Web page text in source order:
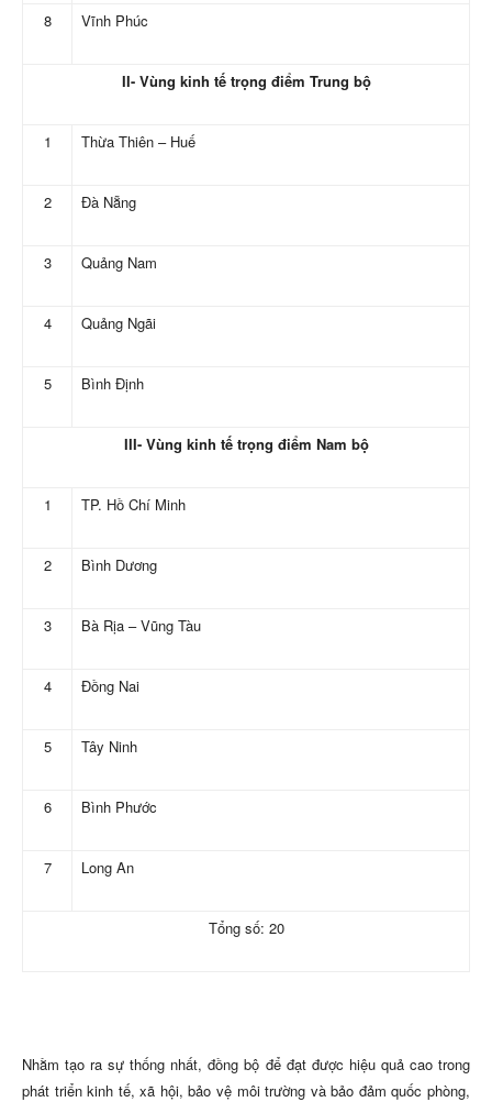
8 Vĩnh Phúc
II- Vùng kinh tế trọng điểm Trung bộ
1 Thừa Thiên – Huế
2 Đà Nẵng
3 Quảng Nam
4 Quảng Ngãi
5 Bình Định
III- Vùng kinh tế trọng điểm Nam bộ
1 TP. Hồ Chí Minh
2 Bình Dương
3 Bà Rịa – Vũng Tàu
4 Đồng Nai
5 Tây Ninh
6 Bình Phước
7 Long An
Tổng số: 20
Nhằm tạo ra sự thống nhất, đồng bộ để đạt được hiệu quả cao trong
phát triển kinh tế, xã hội, bảo vệ môi trường và bảo đảm quốc phòng,